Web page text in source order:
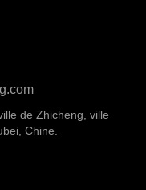
de Zhicheng, ville
Chine.